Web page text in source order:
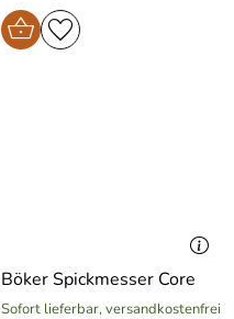
Böker Spickmesser Core
Sofort lieferbar, versandkostenfrei